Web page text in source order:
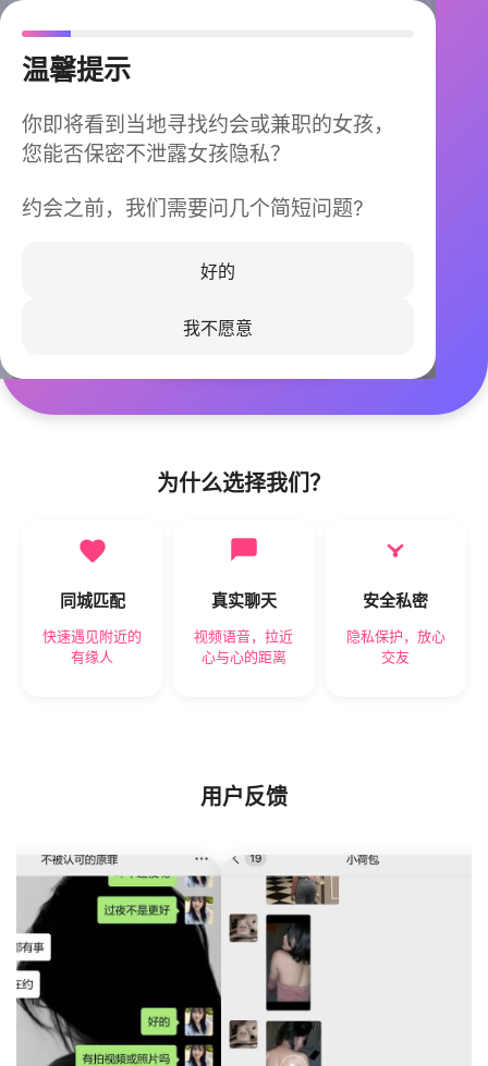
温馨提示
你即将看到当地寻找约会或兼职的女孩，
您能否保密不泄露女孩隐私？
约会之前，我们需要问几个简短问题?
好的
我不愿意
今晚不再孤单
同城快速匹配，马上认识身边的TA
立即下载
为什么选择我们？
同城匹配
快速遇见附近的
有缘人
真实聊天
视频语音，拉近
心与心的距离
安全私密
隐私保护，放心
交友
用户反馈